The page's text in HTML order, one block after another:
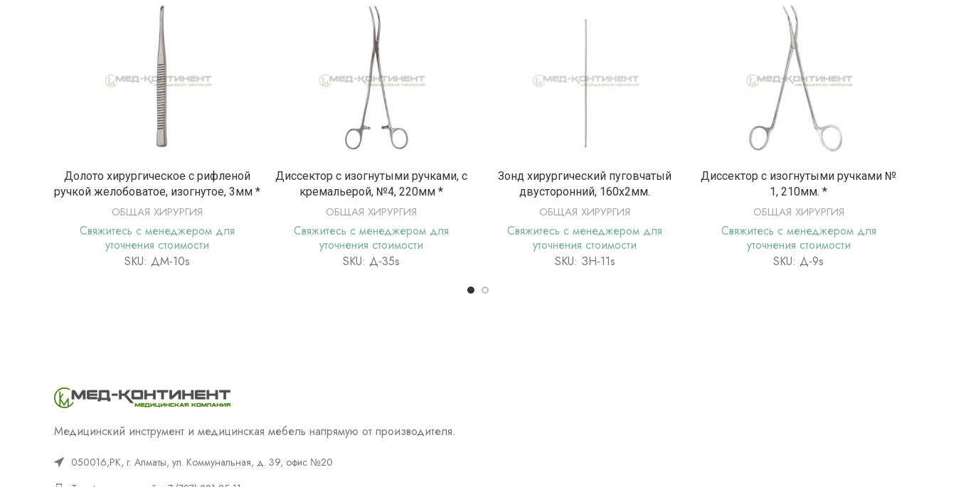
ПОДРОБНЕЕ
Долото хирургическое с рифленой
ручкой желобоватое, изогнутое, 3мм *
ОБЩАЯ ХИРУРГИЯ
Свяжитесь с менеджером для
уточнения стоимости
SKU: ДМ-10s
ПОДРОБНЕЕ
Диссектор с изогнутыми ручками, с
кремальерой, №4, 220мм *
ОБЩАЯ ХИРУРГИЯ
Свяжитесь с менеджером для
уточнения стоимости
SKU: Д-35s
ПОДРОБНЕЕ
Зонд хирургический пуговчатый
двусторонний, 160х2мм.
ОБЩАЯ ХИРУРГИЯ
Свяжитесь с менеджером для
уточнения стоимости
SKU: ЗН-11s
ПОДРОБНЕЕ
Диссектор с изогнутыми ручками №
1, 210мм. *
ОБЩАЯ ХИРУРГИЯ
Свяжитесь с менеджером для
уточнения стоимости
SKU: Д-9s
Медицинский инструмент и медицинская мебель напрямую от производителя.
050016,РК, г. Алматы, ул. Коммунальная, д. 39, офис №20